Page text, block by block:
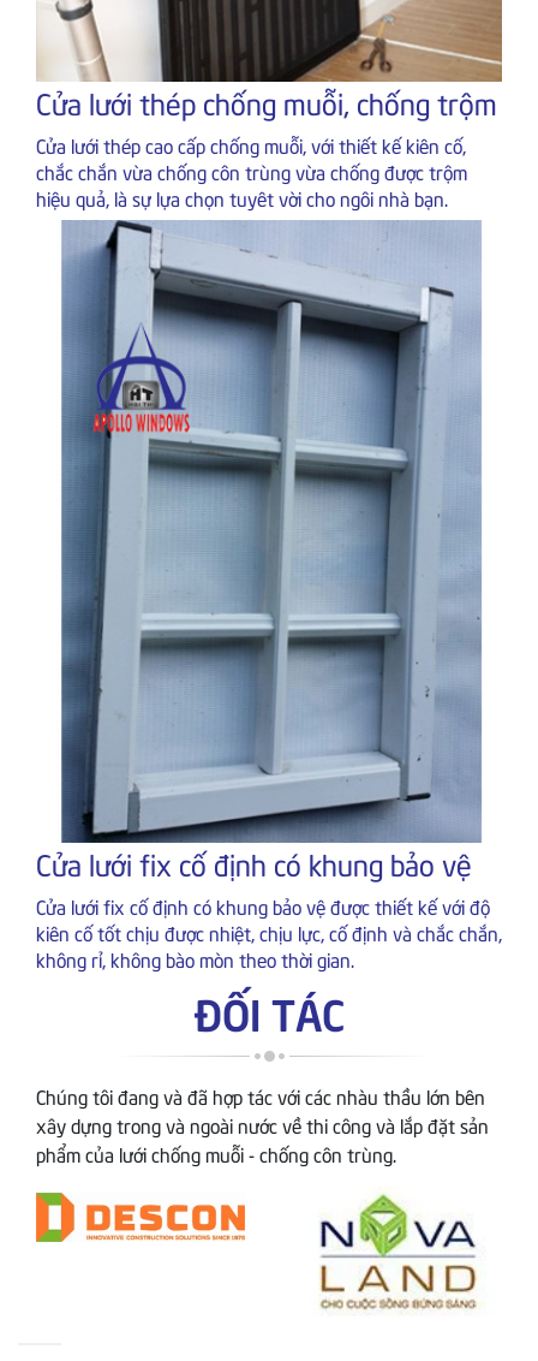
Cửa lưới thép chống muỗi, chống trộm
Cửa lưới thép cao cấp chống muỗi, với thiết kế kiên cố,
chắc chắn vừa chống côn trùng vừa chống được trộm
hiệu quả, là sự lựa chọn tuyêt vời cho ngôi nhà bạn.
Cửa lưới fix cố định có khung bảo vệ
Cửa lưới fix cố định có khung bảo vệ được thiết kế với độ
kiên cố tốt chịu được nhiệt, chịu lực, cố định và chắc chắn,
không rỉ, không bào mòn theo thời gian.
ĐỐI TÁC
Chúng tôi đang và đã hợp tác với các nhàu thầu lớn bên
xây dựng trong và ngoài nước về thi công và lắp đặt sản
phẩm của lưới chống muỗi - chống côn trùng.